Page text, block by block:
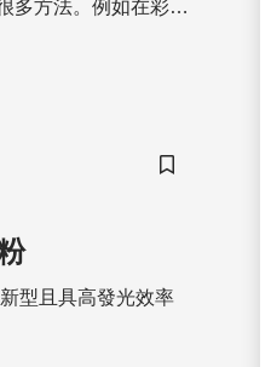
留的胺基酸等有機
儲存書籤
型且具高發光效率